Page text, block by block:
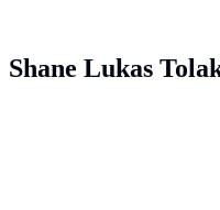
Shane Lukas